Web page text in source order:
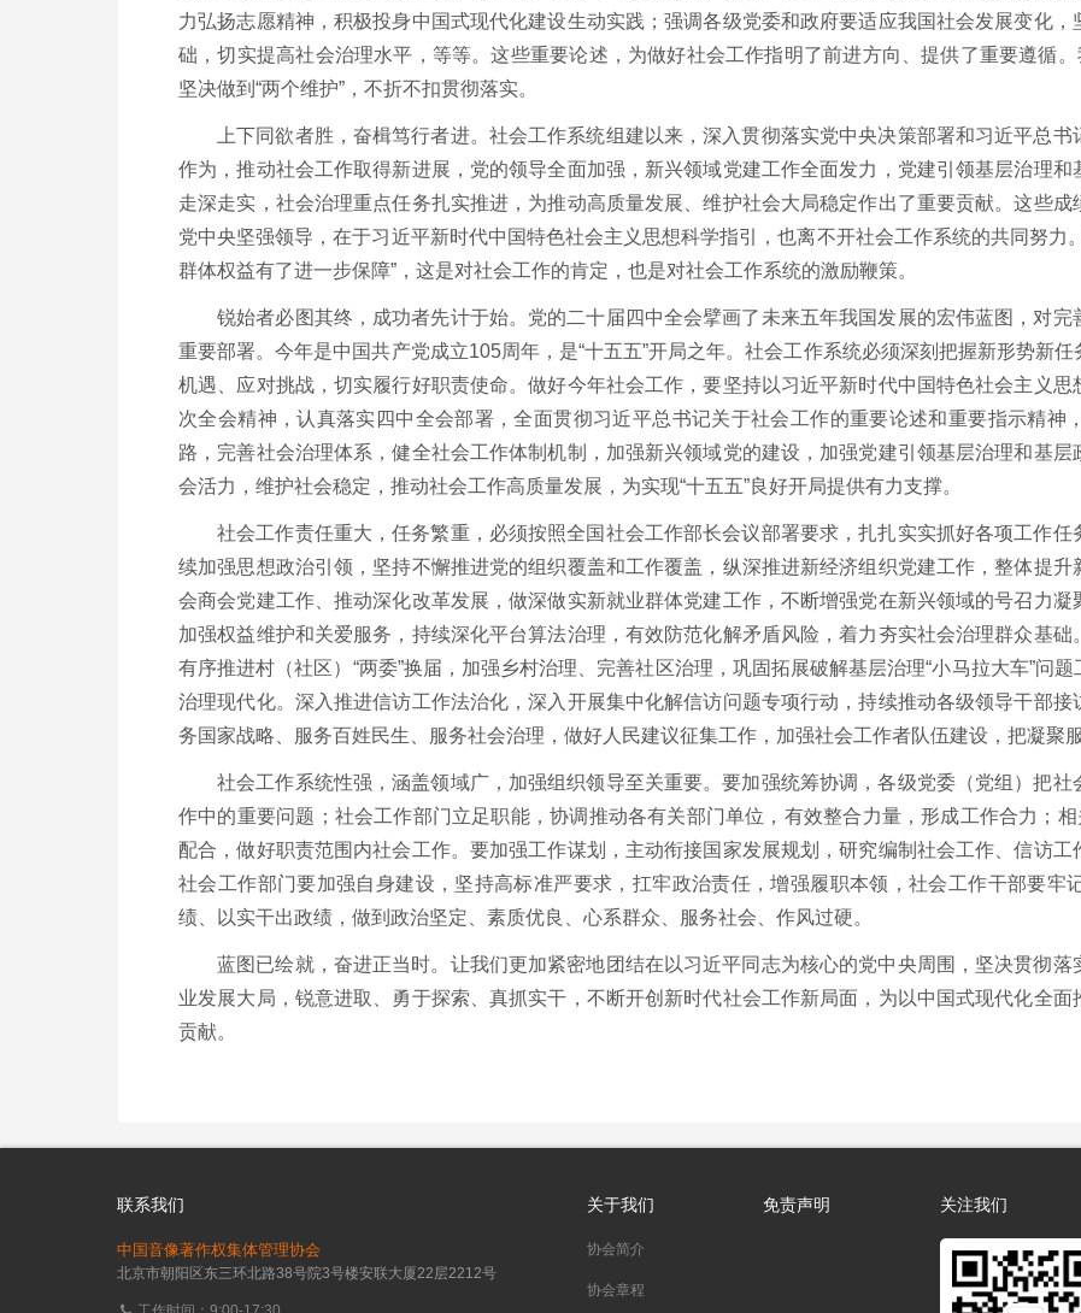
力弘扬志愿精神，积极投身中国式现代化建设生动实践；强调各级党委和政府要适应我国社会发展变化
础，切实提高社会治理水平，等等。这些重要论述，为做好社会工作指明了前进方向、提供了重要遵循。
坚决做到“两个维护”，不折不扣贯彻落实。
上下同欲者胜，奋楫笃行者进。社会工作系统组建以来，深入贯彻落实党中央决策部署和习近平总
作为，推动社会工作取得新进展，党的领导全面加强，新兴领域党建工作全面发力，党建引领基层治理
走深走实，社会治理重点任务扎实推进，为推动高质量发展、维护社会大局稳定作出了重要贡献。这些
党中央坚强领导，在于习近平新时代中国特色社会主义思想科学指引，也离不开社会工作系统的共同努力
群体权益有了进一步保障”，这是对社会工作的肯定，也是对社会工作系统的激励鞭策。
锐始者必图其终，成功者先计于始。党的二十届四中全会擘画了未来五年我国发展的宏伟蓝图，对
重要部署。今年是中国共产党成立105周年，是“十五五”开局之年。社会工作系统必须深刻把握新形势新
机遇、应对挑战，切实履行好职责使命。做好今年社会工作，要坚持以习近平新时代中国特色社会主义
次全会精神，认真落实四中全会部署，全面贯彻习近平总书记关于社会工作的重要论述和重要指示精神
路，完善社会治理体系，健全社会工作体制机制，加强新兴领域党的建设，加强党建引领基层治理和基
会活力，维护社会稳定，推动社会工作高质量发展，为实现“十五五”良好开局提供有力支撑。
社会工作责任重大，任务繁重，必须按照全国社会工作部长会议部署要求，扎扎实实抓好各项工作
续加强思想政治引领，坚持不懈推进党的组织覆盖和工作覆盖，纵深推进新经济组织党建工作，整体提
会商会党建工作、推动深化改革发展，做深做实新就业群体党建工作，不断增强党在新兴领域的号召力凝
加强权益维护和关爱服务，持续深化平台算法治理，有效防范化解矛盾风险，着力夯实社会治理群众基础
有序推进村（社区）“两委”换届，加强乡村治理、完善社区治理，巩固拓展破解基层治理“小马拉大车”问
治理现代化。深入推进信访工作法治化，深入开展集中化解信访问题专项行动，持续推动各级领导干部
务国家战略、服务百姓民生、服务社会治理，做好人民建议征集工作，加强社会工作者队伍建设，把凝聚
社会工作系统性强，涵盖领域广，加强组织领导至关重要。要加强统筹协调，各级党委（党组）把
作中的重要问题；社会工作部门立足职能，协调推动各有关部门单位，有效整合力量，形成工作合力；
配合，做好职责范围内社会工作。要加强工作谋划，主动衔接国家发展规划，研究编制社会工作、信访工
社会工作部门要加强自身建设，坚持高标准严要求，扛牢政治责任，增强履职本领，社会工作干部要牢
绩、以实干出政绩，做到政治坚定、素质优良、心系群众、服务社会、作风过硬。
蓝图已绘就，奋进正当时。让我们更加紧密地团结在以习近平同志为核心的党中央周围，坚决贯彻
业发展大局，锐意进取、勇于探索、真抓实干，不断开创新时代社会工作新局面，为以中国式现代化全
贡献。
联系我们
中国音像著作权集体管理协会
北京市朝阳区东三环北路38号院3号楼安联大厦22层2212号
关于我们
协会简介
协会章程
免责声明 关注我们